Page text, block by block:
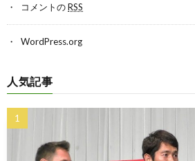
コメントのRSS
WordPress.org
人気記事